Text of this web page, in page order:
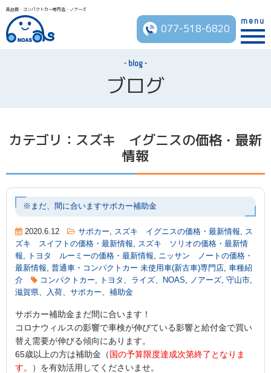
高品質・コンパクトカー専門店・ノアーズ
077-518-6820
menu
blog
ブログ
カテゴリ：スズキ イグニスの価格・最新
情報
※まだ、間に合いますサポカー補助金
2020.6.12 サポカー スズキ イグニスの価格・最新情報
ス
ズキ スイフトの価格・最新情報
スズキ ソリオの価格・最新情
報
トヨタ ルーミーの価格・最新情報
ニッサン ノートの価格・
最新情報
普通車・コンパクトカー 未使用車(新古車)専門店 車種紹
介
コンパクトカー トヨタ、ライズ、NOAS ノアーズ 守山市
滋賀県、入荷、サポカー、補助金
サポカー補助金まだ間に合います！
コロナウィルスの影響で車検が伸びている影響と給付金で買い
替え需要が伸びる傾向にあります。
65歳以上の方は補助金（国の予算限度達成次第終了となりま
す。
）を有効活用してくださいませ。